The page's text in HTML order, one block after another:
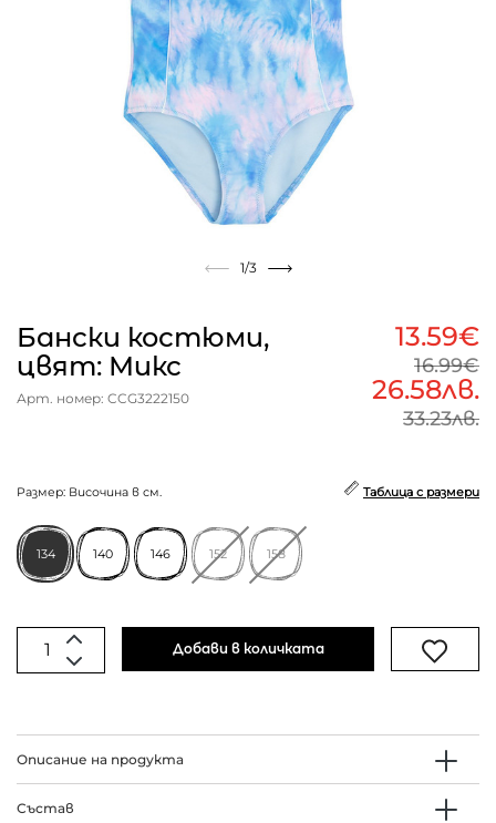
1/3
Бански костюми,
цвят: Микс
Арт. номер: CCG3222150
13.59€
16.99€
26.58лв.
33.23лв.
Размер: Височина в см. Таблица с размери
134 140 146 152 158
Добави в количката
Описание на продукта
Състав